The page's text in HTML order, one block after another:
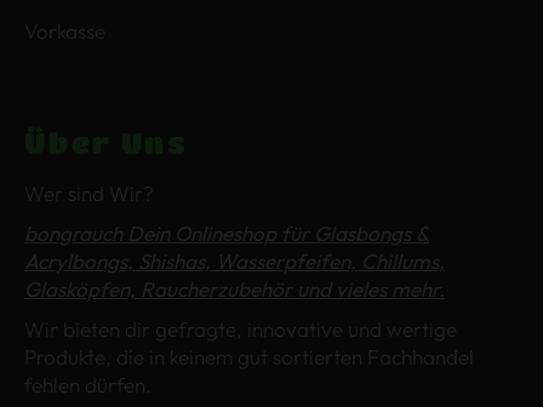
Vorkasse
Wer sind Wir?
bongrauch Dein Onlineshop für Glasbongs &
Acrylbongs, Shishas, Wasserpfeifen, Chillums,
Glasköpfen, Raucherzubehör und vieles mehr.
Wir bieten dir gefragte, innovative und wertige
Produkte, die in keinem gut sortierten Fachhandel
fehlen dürfen.